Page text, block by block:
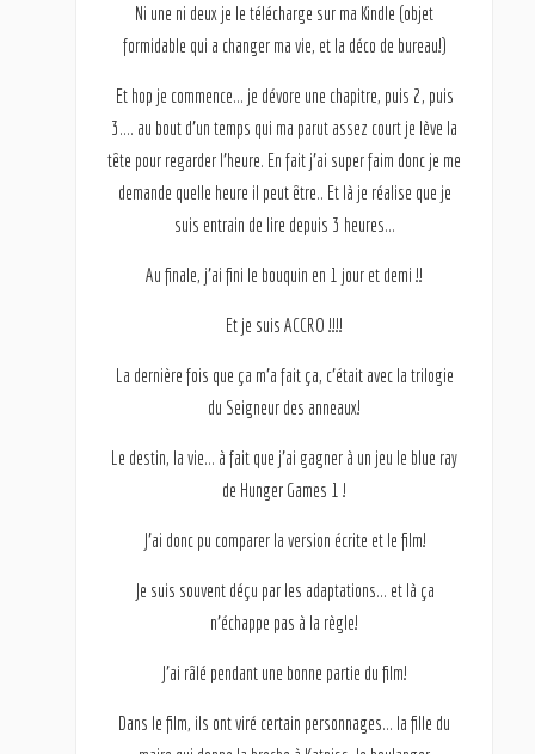
Ni une ni deux je le télécharge sur ma Kindle (objet
formidable qui a changer ma vie, et la déco de bureau!)
Et hop je commence… je dévore une chapitre, puis 2, puis
3…. au bout d’un temps qui ma parut assez court je lève la
tête pour regarder l’heure. En fait j’ai super faim donc je me
demande quelle heure il peut être.. Et là je réalise que je
suis entrain de lire depuis 3 heures…
Au finale, j’ai fini le bouquin en 1 jour et demi !!
Et je suis ACCRO !!!!
La dernière fois que ça m’a fait ça, c’était avec la trilogie
du Seigneur des anneaux!
Le destin, la vie… à fait que j’ai gagner à un jeu le blue ray
de Hunger Games 1 !
J’ai donc pu comparer la version écrite et le film!
Je suis souvent déçu par les adaptations… et là ça
n’échappe pas à la règle!
J’ai râlé pendant une bonne partie du film!
Dans le film, ils ont viré certain personnages… la fille du